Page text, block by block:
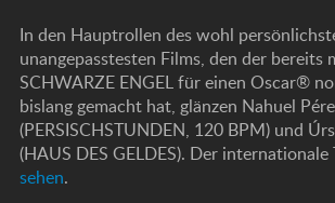
In den Hauptrollen des wohl
unangepasstesten Films, den der bereits
SCHWARZE ENGEL für einen Oscar®
bislang gemacht hat, glänzen Nahuel
(PERSISCHSTUNDEN, 120 BPM) und
(HAUS DES GELDES). Der internationale
sehen.